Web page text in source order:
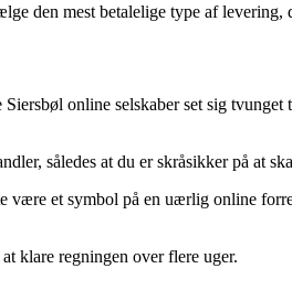
den mest betalelige type af
online selskaber set sig tvunget
således at du er skråsikker på at
være et symbol på en uærlig online
klare regningen over flere uger.